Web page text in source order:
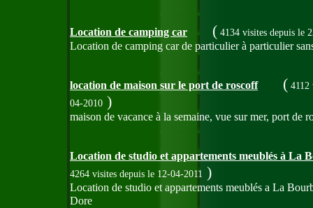
Location de camping car ( 4134 visites depuis le
Location de camping car de particulier à particulier
location de maison sur le port de roscoff(
04-2010 )
maison de vacance à la semaine, vue sur mer, port de
Location de studio et appartements meublés à La
4264 visites depuis le 12-04-2011 )
Location de studio et appartements meublés a La
Dore